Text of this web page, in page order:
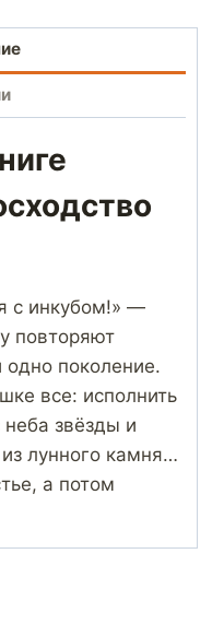
с инкубом!» —
повторяют
поколение.
все: исполнить
звёзды и
лунного камня…
а потом